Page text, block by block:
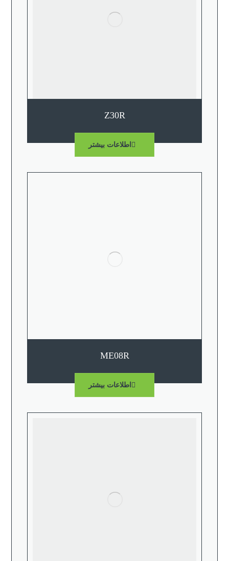
Z30R
اطلاعات بیشتر
ME08R
اطلاعات بیشتر